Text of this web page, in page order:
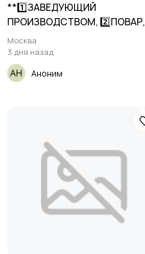
**1️⃣ЗАВЕДУЮЩИЙ
ПРОИЗВОДСТВОМ, 2️⃣ПОВАР,
3️⃣БУФЕТЧИК, 4️⃣МОЙЩИК
ПОСУДЫ,
Москва
3 дня назад
Аноним